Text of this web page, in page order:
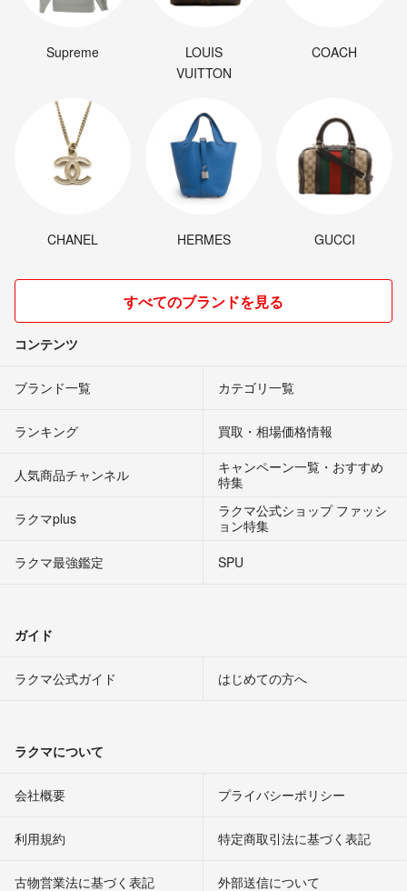
Supreme
LOUIS
VUITTON
COACH
CHANEL HERMES GUCCI
すべてのブランドを見る
コンテンツ
ブランド一覧 カテゴリ一覧
ランキング 買取・相場価格情報
人気商品チャンネル
キャンペーン一覧・おすすめ
特集
ラクマplus
ラクマ公式ショップ ファッシ
ョン特集
ラクマ最強鑑定
SPU
ガイド
ラクマ公式ガイド はじめての方へ
ラクマについて
会社概要 プライバシーポリシー
利用規約 特定商取引法に基づく表記
古物営業法に基づく表記 外部送信について